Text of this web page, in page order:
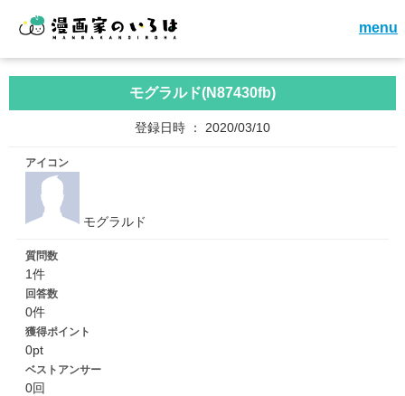
menu
モグラルド(N87430fb)
登録日時 ： 2020/03/10
アイコン
モグラルド
質問数
1件
回答数
0件
獲得ポイント
0pt
ベストアンサー
0回